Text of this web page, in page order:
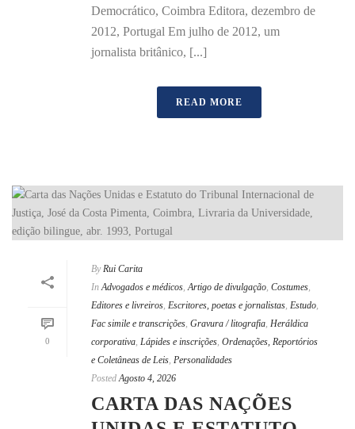
Democrático, Coimbra Editora, dezembro de
2012, Portugal Em julho de 2012, um
jornalista britânico, [...]
READ MORE
0
By Rui Carita
In Advogados e médicos,Artigo de divulgação, Costumes,
Editores e livreiros, Escritores, poetas e jornalistas, Estudo,
Fac simile e transcrições, Gravura / litografia, Heráldica
corporativa, Lápides e inscrições, Ordenações, Reportórios
e Coletâneas de Leis, Personalidades
Posted Agosto 4, 2026
CARTA DAS NAÇÕES